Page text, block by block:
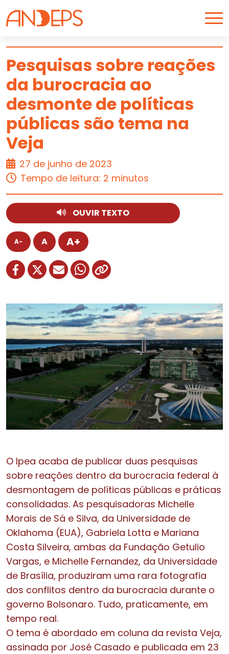
Skip to content
ARTIGO
Pesquisas sobre reações
da burocracia ao
desmonte de políticas
públicas são tema na
Veja
27 de junho de 2023
Tempo de leitura: 2 minutos
OUVIR TEXTO
A- A A+
O Ipea acaba de publicar duas pesquisas
sobre reações dentro da burocracia federal à
desmontagem de políticas públicas e práticas
consolidadas. As pesquisadoras Michelle
Morais de Sá e Silva, da Universidade de
Oklahoma (EUA), Gabriela Lotta e Mariana
Costa Silveira, ambas da Fundação Getulio
Vargas, e Michelle Fernandez, da Universidade
de Brasília, produziram uma rara fotografia
dos conflitos dentro da burocracia durante o
governo Bolsonaro. Tudo, praticamente, em
tempo real.
O tema é abordado em coluna da revista Veja,
assinada por José Casado e publicada em 23